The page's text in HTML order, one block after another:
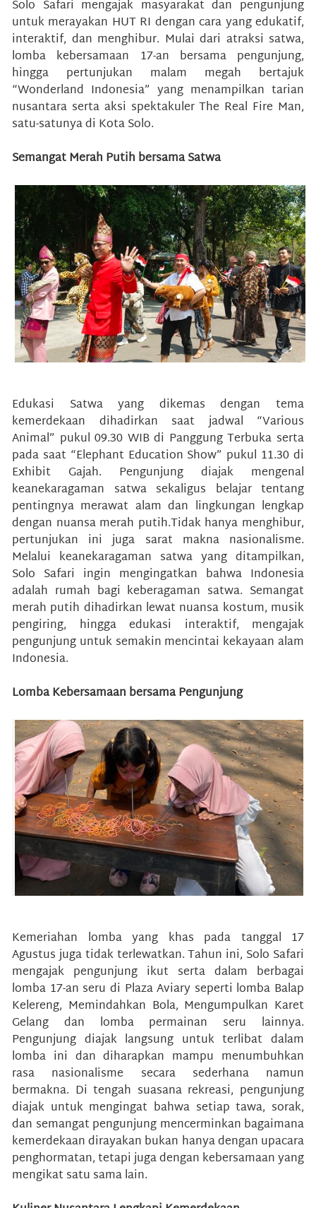
Solo Safari mengajak masyarakat dan pengunjung
untuk merayakan HUT RI dengan cara yang edukatif,
interaktif, dan menghibur. Mulai dari atraksi satwa,
lomba kebersamaan 17-an bersama pengunjung,
hingga pertunjukan malam megah bertajuk
“Wonderland Indonesia” yang menampilkan tarian
nusantara serta aksi spektakuler The Real Fire Man,
satu-satunya di Kota Solo.
Semangat Merah Putih bersama Satwa
Edukasi Satwa yang dikemas dengan tema
kemerdekaan dihadirkan saat jadwal “Various
Animal” pukul 09.30 WIB di Panggung Terbuka serta
pada saat “Elephant Education Show” pukul 11.30 di
Exhibit Gajah. Pengunjung diajak mengenal
keanekaragaman satwa sekaligus belajar tentang
pentingnya merawat alam dan lingkungan lengkap
dengan nuansa merah putih.Tidak hanya menghibur,
pertunjukan ini juga sarat makna nasionalisme.
Melalui keanekaragaman satwa yang ditampilkan,
Solo Safari ingin mengingatkan bahwa Indonesia
adalah rumah bagi keberagaman satwa. Semangat
merah putih dihadirkan lewat nuansa kostum, musik
pengiring, hingga edukasi interaktif, mengajak
pengunjung untuk semakin mencintai kekayaan alam
Indonesia.
Lomba Kebersamaan bersama Pengunjung
Kemeriahan lomba yang khas pada tanggal 17
Agustus juga tidak terlewatkan. Tahun ini, Solo Safari
mengajak pengunjung ikut serta dalam berbagai
lomba 17-an seru di Plaza Aviary seperti lomba Balap
Kelereng, Memindahkan Bola, Mengumpulkan Karet
Gelang dan lomba permainan seru lainnya.
Pengunjung diajak langsung untuk terlibat dalam
lomba ini dan diharapkan mampu menumbuhkan
rasa nasionalisme secara sederhana namun
bermakna. Di tengah suasana rekreasi, pengunjung
diajak untuk mengingat bahwa setiap tawa, sorak,
dan semangat pengunjung mencerminkan bagaimana
kemerdekaan dirayakan bukan hanya dengan upacara
penghormatan, tetapi juga dengan kebersamaan yang
mengikat satu sama lain.